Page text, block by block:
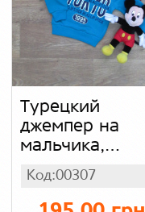
Турецкий
джемпер на
мальчика,
трехнитка
Код:00307